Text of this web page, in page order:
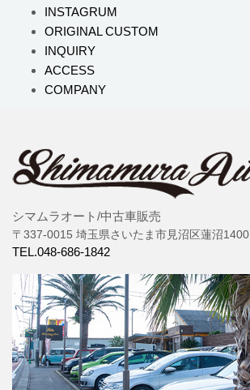
INSTAGRUM
ORIGINAL CUSTOM
INQUIRY
ACCESS
COMPANY
シマムラオート/中古車販売
〒337-0015 埼玉県さいたま市見沼区蓮沼1400
TEL.048-686-1842